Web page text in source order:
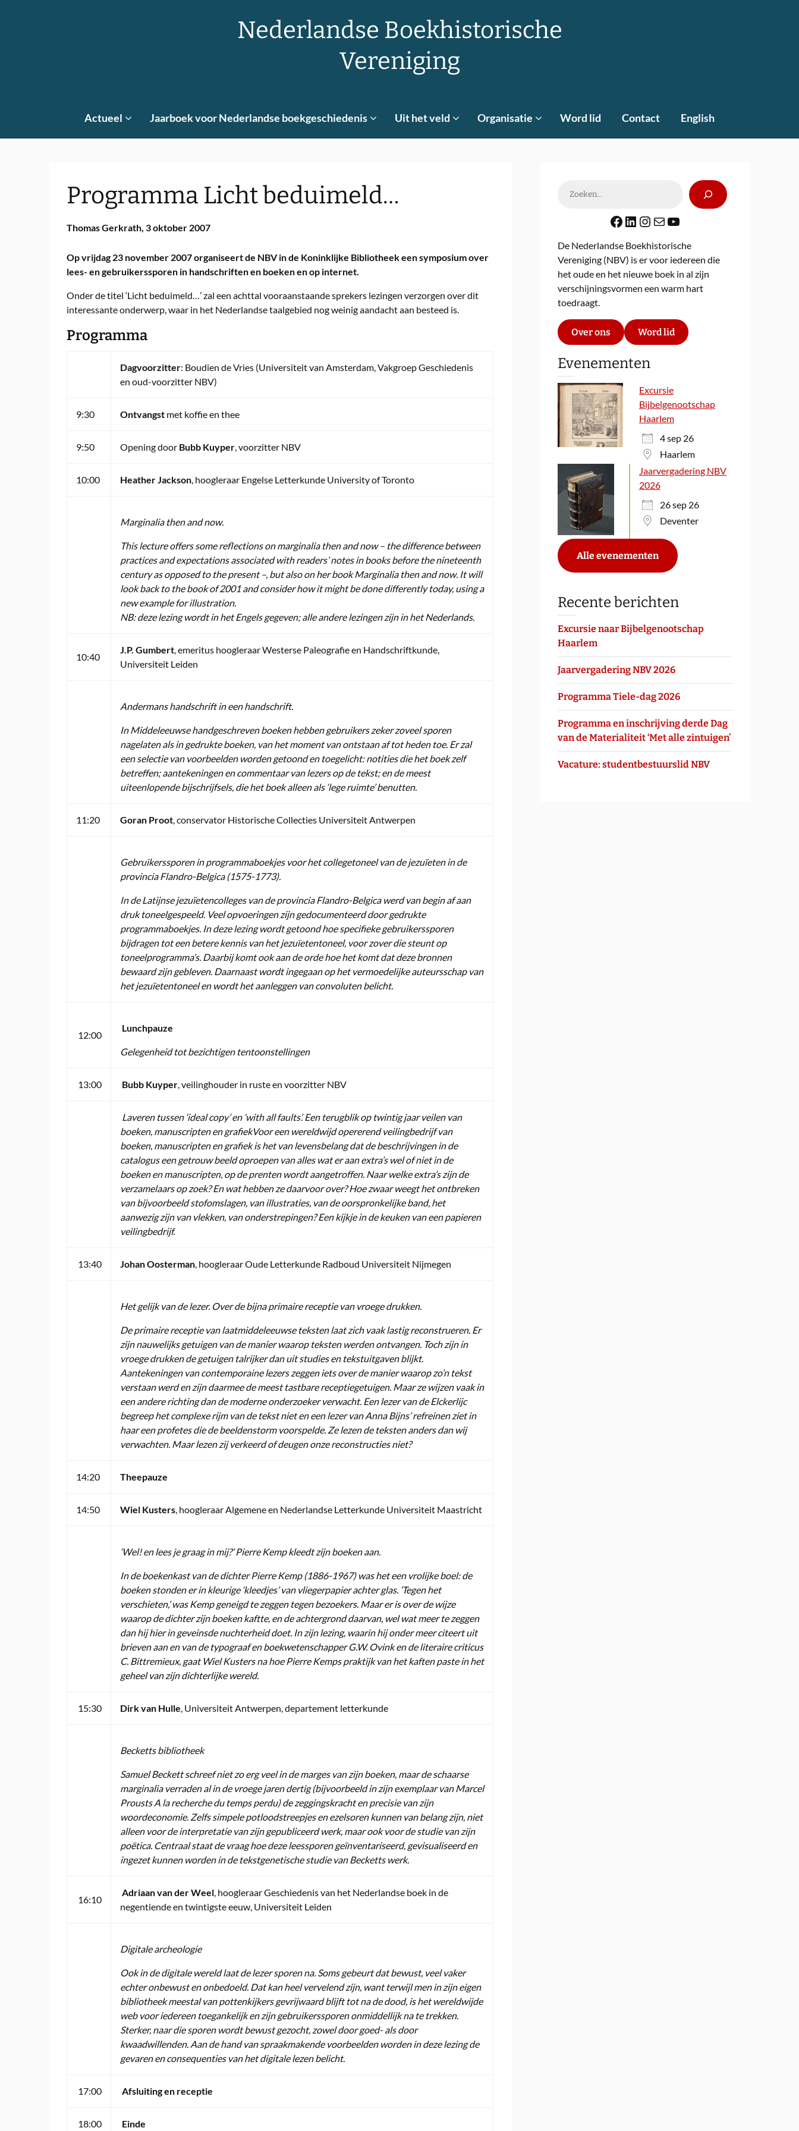
Nederlandse Boekhistorische
Vereniging
Actueel Jaarboek voor Nederlandse boekgeschiedenis Uit het veld Organisatie Word lid Contact English
Programma Licht beduimeld…
Thomas Gerkrath, 3 oktober 2007
Op vrijdag 23 november 2007 organiseert de NBV in de Koninklijke Bibliotheek een symposium over
lees- en gebruikerssporen in handschriften en boeken en op internet.
Onder de titel ‘Licht beduimeld…’ zal een achttal vooraanstaande sprekers lezingen verzorgen over dit
interessante onderwerp, waar in het Nederlandse taalgebied nog weinig aandacht aan besteed is.
Programma
Dagvoorzitter: Boudien de Vries (Universiteit van Amsterdam, Vakgroep Geschiedenis
en oud-voorzitter NBV)
9:30 Ontvangst met koffie en thee
9:50 Opening door Bubb Kuyper, voorzitter NBV
10:00 Heather Jackson, hoogleraar Engelse Letterkunde University of Toronto
Marginalia then and now.
This lecture offers some reflections on marginalia then and now – the difference between
practices and expectations associated with readers’ notes in books before the nineteenth
century as opposed to the present –, but also on her book Marginalia then and now. It will
look back to the book of 2001 and consider how it might be done differently today, using a
new example for illustration.
NB: deze lezing wordt in het Engels gegeven; alle andere lezingen zijn in het Nederlands.
10:40
J.P. Gumbert, emeritus hoogleraar Westerse Paleografie en Handschriftkunde,
Universiteit Leiden
Andermans handschrift in een handschrift.
In Middeleeuwse handgeschreven boeken hebben gebruikers zeker zoveel sporen
nagelaten als in gedrukte boeken, van het moment van ontstaan af tot heden toe. Er zal
een selectie van voorbeelden worden getoond en toegelicht: notities die het boek zelf
betreffen; aantekeningen en commentaar van lezers op de tekst; en de meest
uiteenlopende bijschrijfsels, die het boek alleen als ‘lege ruimte’ benutten.
11:20 Goran Proot, conservator Historische Collecties Universiteit Antwerpen
Gebruikerssporen in programmaboekjes voor het collegetoneel van de jezuïeten in de
provincia Flandro-Belgica (1575-1773).
In de Latijnse jezuïetencolleges van de provincia Flandro-Belgica werd van begin af aan
druk toneelgespeeld. Veel opvoeringen zijn gedocumenteerd door gedrukte
programmaboekjes. In deze lezing wordt getoond hoe specifieke gebruikerssporen
bijdragen tot een betere kennis van het jezuïetentoneel, voor zover die steunt op
toneelprogramma’s. Daarbij komt ook aan de orde hoe het komt dat deze bronnen
bewaard zijn gebleven. Daarnaast wordt ingegaan op het vermoedelijke auteursschap van
het jezuïetentoneel en wordt het aanleggen van convoluten belicht.
12:00
Lunchpauze
Gelegenheid tot bezichtigen tentoonstellingen
13:00 Bubb Kuyper, veilinghouder in ruste en voorzitter NBV
Laveren tussen ‘ideal copy’ en ‘with all faults’. Een terugblik op twintig jaar veilen van
boeken, manuscripten en grafiekVoor een wereldwijd opererend veilingbedrijf van
boeken, manuscripten en grafiek is het van levensbelang dat de beschrijvingen in de
catalogus een getrouw beeld oproepen van alles wat er aan extra’s wel of niet in de
boeken en manuscripten, op de prenten wordt aangetroffen. Naar welke extra’s zijn de
verzamelaars op zoek? En wat hebben ze daarvoor over? Hoe zwaar weegt het ontbreken
van bijvoorbeeld stofomslagen, van illustraties, van de oorspronkelijke band, het
aanwezig zijn van vlekken, van onderstrepingen? Een kijkje in de keuken van een papieren
veilingbedrijf.
13:40 Johan Oosterman, hoogleraar Oude Letterkunde Radboud Universiteit Nijmegen
Het gelijk van de lezer. Over de bijna primaire receptie van vroege drukken.
De primaire receptie van laatmiddeleeuwse teksten laat zich vaak lastig reconstrueren. Er
zijn nauwelijks getuigen van de manier waarop teksten werden ontvangen. Toch zijn in
vroege drukken de getuigen talrijker dan uit studies en tekstuitgaven blijkt.
Aantekeningen van contemporaine lezers zeggen iets over de manier waarop zo’n tekst
verstaan werd en zijn daarmee de meest tastbare receptiegetuigen. Maar ze wijzen vaak in
een andere richting dan de moderne onderzoeker verwacht. Een lezer van de Elckerlijc
begreep het complexe rijm van de tekst niet en een lezer van Anna Bijns’ refreinen ziet in
haar een profetes die de beeldenstorm voorspelde. Ze lezen de teksten anders dan wij
verwachten. Maar lezen zij verkeerd of deugen onze reconstructies niet?
14:20 Theepauze
14:50 Wiel Kusters, hoogleraar Algemene en Nederlandse Letterkunde Universiteit Maastricht
‘Wel! en lees je graag in mij?’ Pierre Kemp kleedt zijn boeken aan.
In de boekenkast van de dichter Pierre Kemp (1886-1967) was het een vrolijke boel: de
boeken stonden er in kleurige ‘kleedjes’ van vliegerpapier achter glas. ‘Tegen het
verschieten,’ was Kemp geneigd te zeggen tegen bezoekers. Maar er is over de wijze
waarop de dichter zijn boeken kaftte, en de achtergrond daarvan, wel wat meer te zeggen
dan hij hier in geveinsde nuchterheid doet. In zijn lezing, waarin hij onder meer citeert uit
brieven aan en van de typograaf en boekwetenschapper G.W. Ovink en de literaire criticus
C. Bittremieux, gaat Wiel Kusters na hoe Pierre Kemps praktijk van het kaften paste in het
geheel van zijn dichterlijke wereld.
15:30 Dirk van Hulle, Universiteit Antwerpen, departement letterkunde
Becketts bibliotheek
Samuel Beckett schreef niet zo erg veel in de marges van zijn boeken, maar de schaarse
marginalia verraden al in de vroege jaren dertig (bijvoorbeeld in zijn exemplaar van Marcel
Prousts A la recherche du temps perdu) de zeggingskracht en precisie van zijn
woordeconomie. Zelfs simpele potloodstreepjes en ezelsoren kunnen van belang zijn, niet
alleen voor de interpretatie van zijn gepubliceerd werk, maar ook voor de studie van zijn
poëtica. Centraal staat de vraag hoe deze leessporen geïnventariseerd, gevisualiseerd en
ingezet kunnen worden in de tekstgenetische studie van Becketts werk.
16:10
Adriaan van der Weel, hoogleraar Geschiedenis van het Nederlandse boek in de
negentiende en twintigste eeuw, Universiteit Leiden
Digitale archeologie
Ook in de digitale wereld laat de lezer sporen na. Soms gebeurt dat bewust, veel vaker
echter onbewust en onbedoeld. Dat kan heel vervelend zijn, want terwijl men in zijn eigen
bibliotheek meestal van pottenkijkers gevrijwaard blijft tot na de dood, is het wereldwijde
web voor iedereen toegankelijk en zijn gebruikerssporen onmiddellijk na te trekken.
Sterker, naar die sporen wordt bewust gezocht, zowel door goed- als door
kwaadwillenden. Aan de hand van spraakmakende voorbeelden worden in deze lezing de
gevaren en consequenties van het digitale lezen belicht.
17:00 Afsluiting en receptie
18:00 Einde
Facebook
LinkedIn
Instagram
E-mailYouTube
De Nederlandse Boekhistorische
Vereniging (NBV) is er voor iedereen die
het oude en het nieuwe boek in al zijn
verschijningsvormen een warm hart
toedraagt.
Over ons Word lid
Evenementen
Excursie
Bijbelgenootschap
Haarlem
4 sep 26
Haarlem
Jaarvergadering NBV
2026
26 sep 26
Deventer
Alle evenementen
Recente berichten
Excursie naar Bijbelgenootschap
Haarlem
Jaarvergadering NBV 2026
Programma Tiele-dag 2026
Programma en inschrijving derde Dag
van de Materialiteit ‘Met alle zintuigen’
Vacature: studentbestuurslid NBV